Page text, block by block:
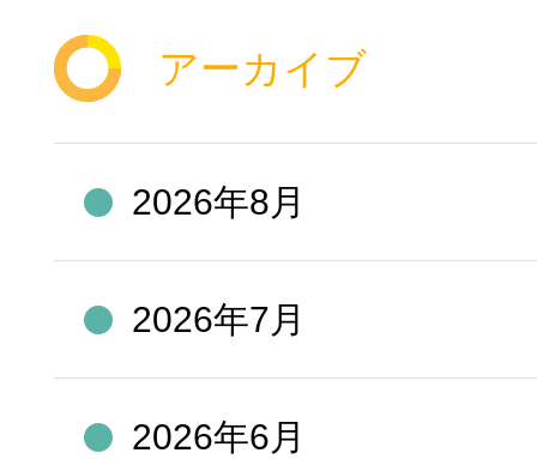
アーカイブ
2026年8月
2026年7月
2026年6月